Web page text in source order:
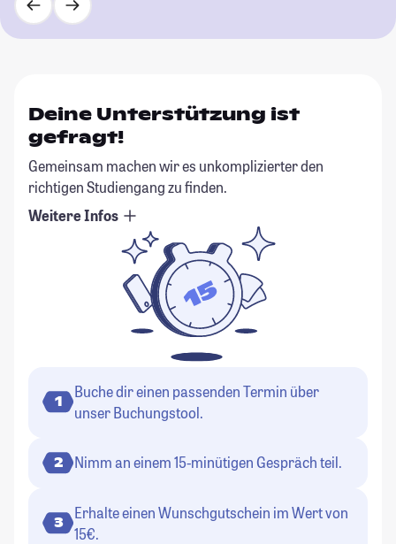
Deine Unterstützung ist
gefragt!
Gemeinsam machen wir es unkomplizierter den
richtigen Studiengang zu finden.
Weitere Infos
1
Buche dir einen passenden Termin über
unser Buchungstool.
2 Nimm an einem 15-minütigen Gespräch teil.
3
Erhalte einen Wunschgutschein im Wert von
15€.